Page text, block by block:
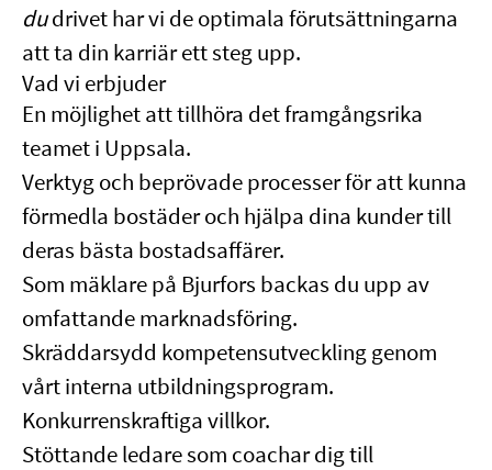
dudrivet har vi de optimala förutsättningarna
att ta din karriär ett steg upp.
Vad vi erbjuder
En möjlighet att tillhöra det framgångsrika
teamet i Uppsala.
Verktyg och beprövade processer för att kunna
förmedla bostäder och hjälpa dina kunder till
deras bästa bostadsaffärer.
Som mäklare på Bjurfors backas du upp av
omfattande marknadsföring.
Skräddarsydd kompetensutveckling genom
vårt interna utbildningsprogram.
Konkurrenskraftiga villkor.
Stöttande ledare som coachar dig till